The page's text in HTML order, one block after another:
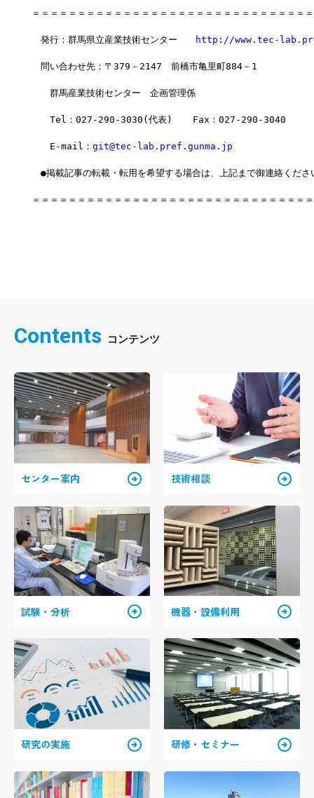
＝＝＝＝＝＝＝＝＝＝＝＝＝＝＝＝＝＝＝＝＝＝＝＝＝＝＝＝＝＝
発行：群馬県立産業技術センター http://www.tec-
問い合わせ先：〒379－2147　前橋市亀里町884－1
群馬産業技術センター　企画管理係
Tel：027-290-3030(代表)  　Fax：027-290-3040
E-mail： git@tec-lab.pref.gunma.jp
●掲載記事の転載・転用を希望する場合は、上記まで御連絡くださ
＝＝＝＝＝＝＝＝＝＝＝＝＝＝＝＝＝＝＝＝＝＝＝＝＝＝＝＝＝＝
Contents
センター案内 arrow_circle_right 技術相談 arrow_circle_right
試験・分析 arrow_circle_right 機器・設備利用 arrow_circle_right
研究の実施 arrow_circle_right 研修・セミナー arrow_circle_right